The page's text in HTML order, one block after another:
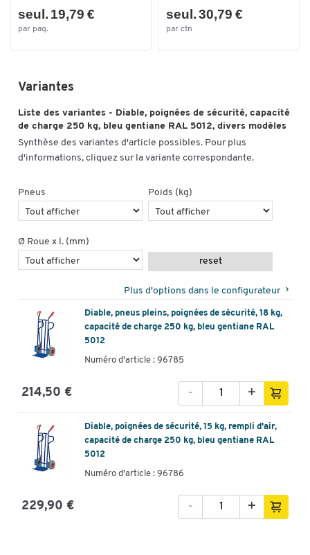
seul. 19,79 €
par paq.
seul. 30,79 €
par ctn
Variantes
Liste des variantes - Diable, poignées de sécurité, capacité
de charge 250 kg, bleu gentiane RAL 5012, divers modèles
Synthèse des variantes d'article possibles. Pour plus
d'informations, cliquez sur la variante correspondante.
Pneus Poids (kg)
Ø Roue x l. (mm)
reset
Plus d'options dans le configurateur
Diable, pneus pleins, poignées de sécurité, 18 kg,
capacité de charge 250 kg, bleu gentiane RAL
5012
Numéro d'article : 96785
214,50 € +
-
Diable, poignées de sécurité, 15 kg, rempli d'air,
capacité de charge 250 kg, bleu gentiane RAL
5012
Numéro d'article : 96786
229,90 € +
-